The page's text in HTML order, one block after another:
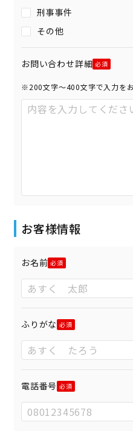
刑事事件
その他
お問い合わせ詳細
※200文字〜400文字で入力を
お客様情報
お名前
ふりがな
電話番号